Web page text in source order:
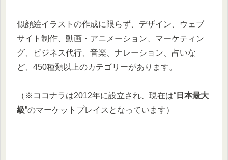
似顔絵イラストの作成に限らず、デザイン、ウェブ
サイト制作、動画・アニメーション、マーケティン
グ、ビジネス代行、音楽、ナレーション、占いな
ど、450種類以上のカテゴリーがあります。
（※ココナラは2012年に設立され、現在は“ 日本最大
級”のマーケットプレイスとなっています）